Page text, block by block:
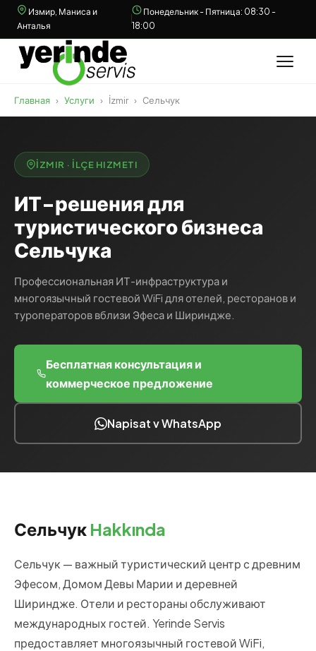
Измир, Маниса и
Анталья
Понедельник - Пятница: 08:30 -
18:00
Главная › Услуги › İzmir › Сельчук
İZMIR · İLÇE HIZMETI
ИТ-решения для
туристического бизнеса
Сельчука
Профессиональная ИТ-инфраструктура и
многоязычный гостевой WiFi для отелей, ресторанов и
туроператоров вблизи Эфеса и Шириндже.
Бесплатная консультация и
коммерческое предложение
Napisat v WhatsApp
Сельчук Hakkında
Сельчук — важный туристический центр с древним
Эфесом, Домом Девы Марии и деревней
Шириндже. Отели и рестораны обслуживают
международных гостей. Yerinde Servis
предоставляет многоязычный гостевой WiFi,